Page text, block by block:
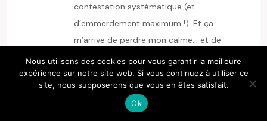
contestation systématique (et
d’emmerdement maximum !). Et ça
m’arrive de perdre mon calme… et de
sortir de la pièce pour éviter de lui hurler
dessus. Et d’aller plutôt hurler à son père
« Bon, tu ne pourrais pas prendre un peu
le relais, merde ? » :angry:
Nous utilisons des cookies pour vous garantir la meilleure
expérience sur notre site web. Si vous continuez à utiliser ce
site, nous supposerons que vous en êtes satisfait.
Ok